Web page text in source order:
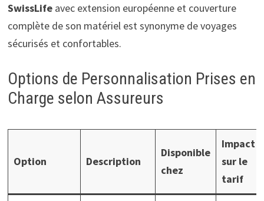
SwissLifeavec extension européenne et couverture
complète de son matériel est synonyme de voyages
sécurisés et confortables.
Options de Personnalisation Prises en
Charge selon Assureurs
Option Description
Disponible
chez
Impact
sur le
tarif